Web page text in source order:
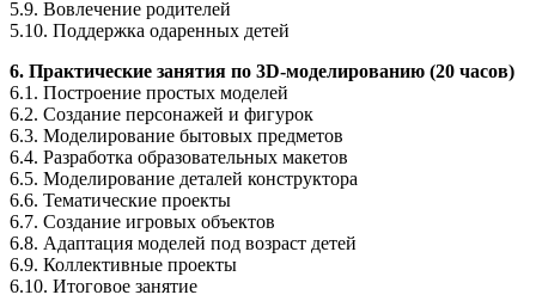
5.9. Вовлечение родителей
5.10. Поддержка одаренных детей
6. Практические занятия по 3D-моделированию (20 часов)
6.1. Построение простых моделей
6.2. Создание персонажей и фигурок
6.3. Моделирование бытовых предметов
6.4. Разработка образовательных макетов
6.5. Моделирование деталей конструктора
6.6. Тематические проекты
6.7. Создание игровых объектов
6.8. Адаптация моделей под возраст детей
6.9. Коллективные проекты
6.10. Итоговое занятие